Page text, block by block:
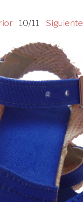
10/11 Siguiente